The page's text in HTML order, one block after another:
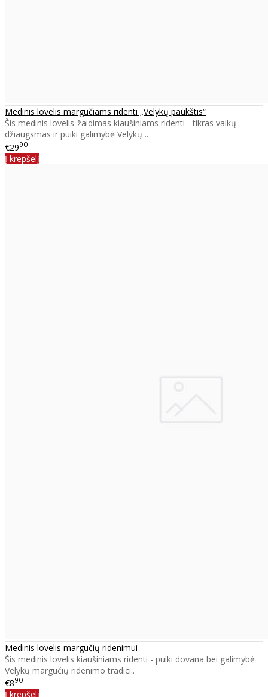
Medinis lovelis margučiams ridenti „Velykų paukštis“
Šis medinis lovelis-žaidimas kiaušiniams ridenti - tikras vaikų
džiaugsmas ir puiki galimybė Velykų ..
€2990
Į krepšelį
Medinis lovelis margučių ridenimui
Šis medinis lovelis kiaušiniams ridenti - puiki dovana bei galimybė
Velykų margučių ridenimo tradici..
€890
Į krepšelį